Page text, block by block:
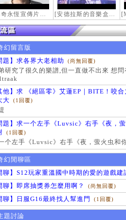
【瑪奇永恆宣傳片】最初的感動 [安德拉斯的音樂盒｜靈魂的音樂盒] Mabinogi OST - Music Box of the Soul | Crossover COVER
幻留言版
題】求各界大老相助 (尚無回覆)
研究了很久的樂譜,但一直做不出來 想
他】求 《絕區零》艾蓮EP｜BITE！咬
大
(1回覆)
題】求一个左手《Luvsic》右手《夜，
(1回覆)
个左手《Luvsic》右手《夜，萤火虫和
幻閒聊區
聊】S12玩家重溫國中時期的愛的遊戲建
聊】即席抽獎券怎麼用啊？ (尚無回覆)
聊】日服G16最終找人幫進門 (1回覆)
題討論